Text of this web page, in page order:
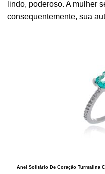
lindo, poderoso. A mulher
consequentemente, sua
Anel Solitário De Coração Turmalina